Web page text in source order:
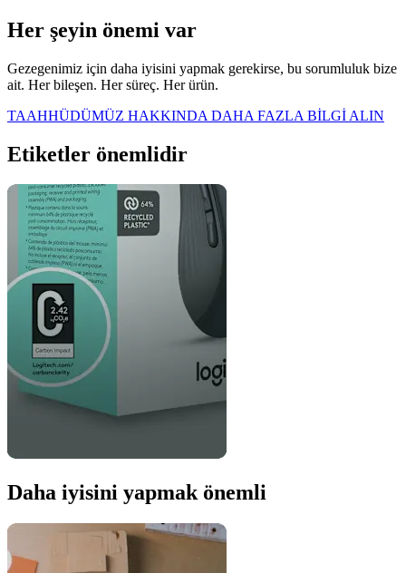
Her şeyin önemi var
Gezegenimiz için daha iyisini yapmak gerekirse, bu sorumluluk bize
ait. Her bileşen. Her süreç. Her ürün.
TAAHHÜDÜMÜZ HAKKINDA DAHA FAZLA BİLGİ ALIN
Etiketler önemlidir
Daha iyisini yapmak önemli